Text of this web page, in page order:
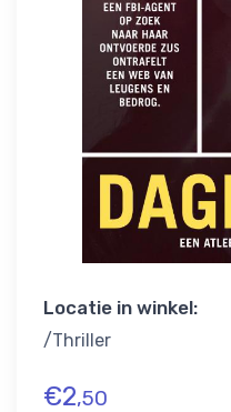
Locatie in winkel:
/Thriller
€2,50